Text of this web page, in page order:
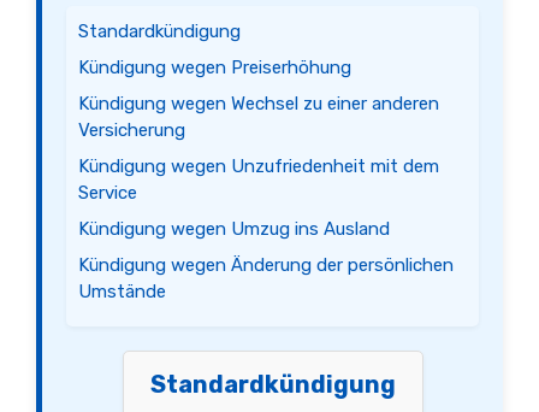
Standardkündigung
Kündigung wegen Preiserhöhung
Kündigung wegen Wechsel zu einer anderen
Versicherung
Kündigung wegen Unzufriedenheit mit dem
Service
Kündigung wegen Umzug ins Ausland
Kündigung wegen Änderung der persönlichen
Umstände
Standardkündigung